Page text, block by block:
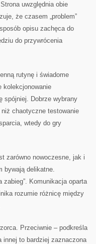
uwzględnia obie
że czasem „problem”
opisu zachęca do
do przywrócenia
rutynę i świadome
kolekcjonowanie
spójniej. Dobrze wybrany
chaotyczne testowanie
wtedy do gry
zarówno nowoczesne, jak i
bywają delikatne.
Komunikacja oparta
rozumie różnicę między
Przeciwnie – podkreśla
innej to bardziej zaznaczona